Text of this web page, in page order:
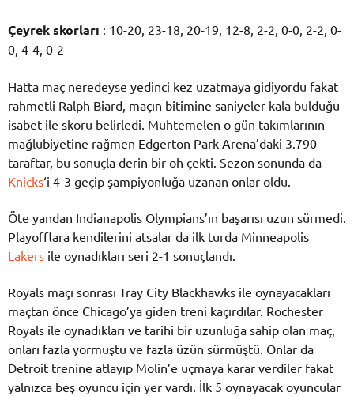
Çeyrek skorları : 10-20, 23-18, 20-19, 12-8, 2-2, 0-0, 2-2, 0-
0, 4-4, 0-2
Hatta maç neredeyse yedinci kez uzatmaya gidiyordu fakat
rahmetli Ralph Biard, maçın bitimine saniyeler kala bulduğu
isabet ile skoru belirledi. Muhtemelen o gün takımlarının
mağlubiyetine rağmen Edgerton Park Arena’daki 3.790
taraftar, bu sonuçla derin bir oh çekti. Sezon sonunda da
Knicks‘i 4-3 geçip şampiyonluğa uzanan onlar oldu.
Öte yandan Indianapolis Olympians’ın başarısı uzun sürmedi.
Playofflara kendilerini atsalar da ilk turda Minneapolis
Lakers ile oynadıkları seri 2-1 sonuçlandı.
Royals maçı sonrası Tray City Blackhawks ile oynayacakları
maçtan önce Chicago’ya giden treni kaçırdılar. Rochester
Royals ile oynadıkları ve tarihi bir uzunluğa sahip olan maç,
onları fazla yormuştu ve fazla üzün sürmüştü. Onlar da
Detroit trenine atlayıp Molin’e uçmaya karar verdiler fakat
yalnızca beş oyuncu için yer vardı. İlk 5 oynayacak oyuncular